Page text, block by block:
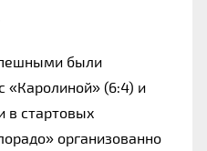
были
«Каролиной» (6:4) и
в стартовых
организованно